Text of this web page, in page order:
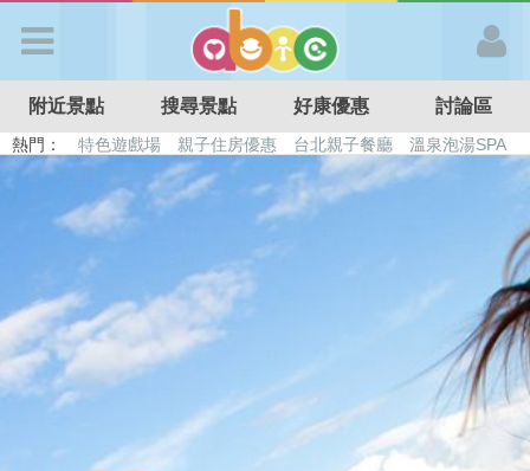
APP登入
首 頁
搜尋景點
好康優惠
附近景點 搜尋景點 好康優惠 討論區
熱門： 特色遊戲場 親子住房優惠 台北親子餐廳
溫泉泡湯SPA
溜滑梯民宿
觀光工廠 日本親子景點